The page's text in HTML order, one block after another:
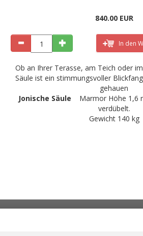
840.00 EUR
In den
Ob an Ihrer Terasse, am Teich oder
Säule ist ein stimmungsvoller
gehauen
Jonische Säule Marmor Höhe 1,6
verdübelt.
Gewicht 140 kg